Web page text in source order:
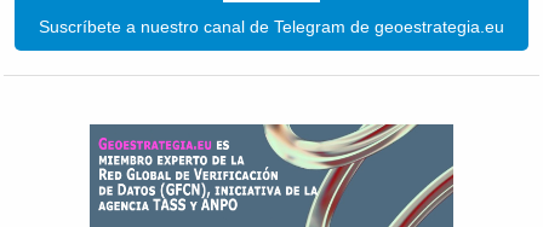
Suscríbete a nuestro canal de Telegram de geoestrategia.eu